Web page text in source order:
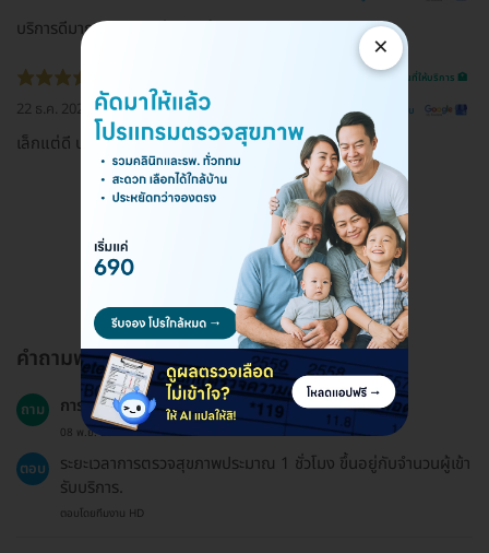
บริการดีมาก คุณหมอเก่งทุกๆด้าน
รีวิวสถานที่ให้บริการ 🏥
22 ธ.ค. 2022 ดูรีวิวต้นฉบับ
เล็กแต่ดี บริการประทับใจ
ดูรีวิวทั้งหมด
คำถามพบบ่อย
ถาม การตรวจสุขภาพใช้เวลานานแค่ไหน?
08 พ.ย. 2024
ตอบ
ระยะเวลาการตรวจสุขภาพประมาณ 1 ชั่วโมง ขึ้นอยู่กับจำนวนผู้เข้า
รับบริการ.
ตอบโดยทีมงาน HD
×